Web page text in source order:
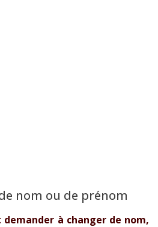
nom ou de prénom
à changer de nom,